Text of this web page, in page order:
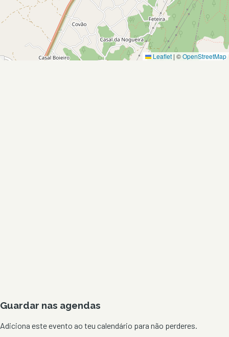
Leaflet | ©OpenStreetMap
Guardar nas agendas
Adiciona este evento ao teu calendário para não perderes.